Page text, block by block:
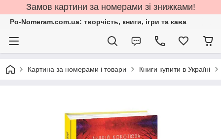
Замов картини за номерами зі знижками!
Po-Nomeram.com.ua: творчість, книги, ігри та кава
Картина за номерами і товари Книги купити в Україні